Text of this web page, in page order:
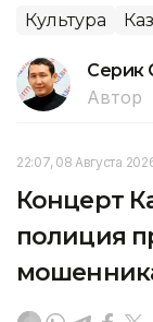
Культура
Серик
Автор
22:07, 08 Августа
Концерт
полиция